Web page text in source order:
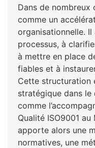
Dans de nombreux
comme un
organisationnelle.
processus, à
à mettre en place
fiables et à
Cette structuration
stratégique dans
comme
Qualité ISO9001 au
apporte alors une
normatives, une